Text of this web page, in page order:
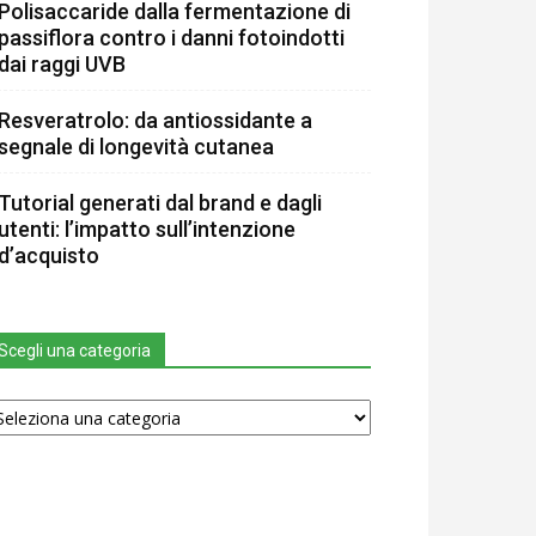
Polisaccaride dalla fermentazione di
passiflora contro i danni fotoindotti
dai raggi UVB
Resveratrolo: da antiossidante a
di longevità cutanea
Tutorial generati dal brand e dagli
utenti: l’impatto sull’intenzione
d’acquisto
una categoria